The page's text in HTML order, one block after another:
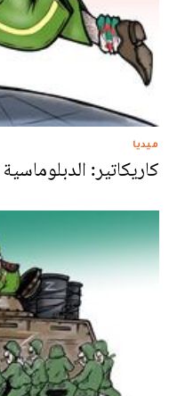
ميديا
كاريكاتير: